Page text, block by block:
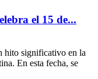
el 15 de...
hito significativo en la
En esta fecha, se